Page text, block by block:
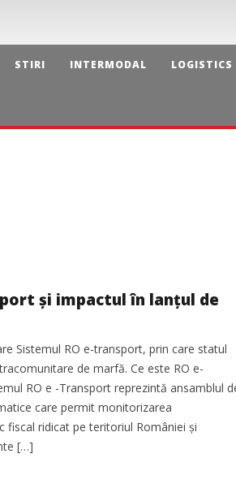
STIRI INTERMODAL LOGISTICS
și impactul în lanţul de
Sistemul RO e-transport, prin care statul
de marfă. Ce este RO e-
RO e -Transport reprezintă ansamblul
care permit monitorizarea
fiscal ridicat pe teritoriul României și
[…]